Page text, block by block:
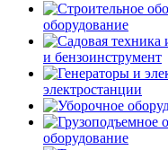
оборудование
и бензоинструмент
электростанции
оборудование